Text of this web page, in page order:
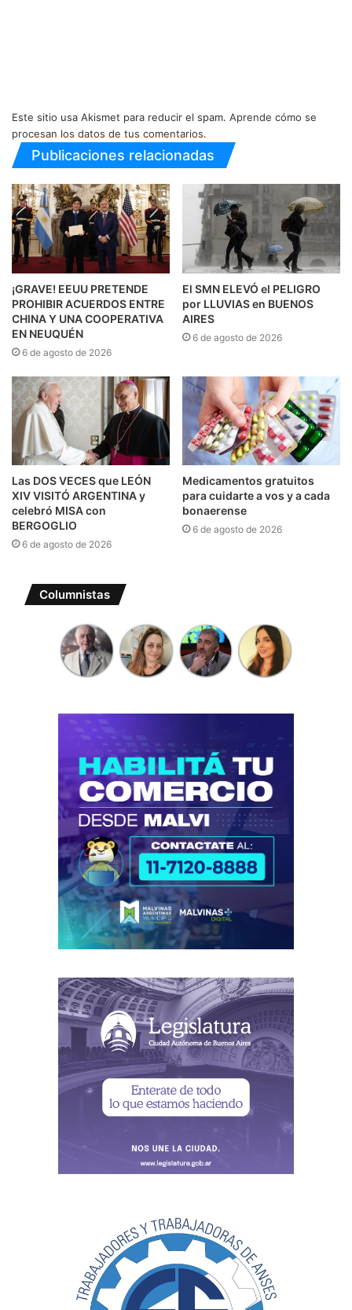
Este sitio usa Akismet para reducir el spam. Aprende cómo se
procesan los datos de tus comentarios.
Publicaciones relacionadas
¡GRAVE! EEUU PRETENDE
PROHIBIR ACUERDOS ENTRE
CHINA Y UNA COOPERATIVA
EN NEUQUÉN
6 de agosto de 2026
El SMN ELEVÓ el PELIGRO
por LLUVIAS en BUENOS
AIRES
6 de agosto de 2026
Las DOS VECES que LEÓN
XIV VISITÓ ARGENTINA y
celebró MISA con
BERGOGLIO
6 de agosto de 2026
Medicamentos gratuitos
para cuidarte a vos y a cada
bonaerense
6 de agosto de 2026
Columnistas